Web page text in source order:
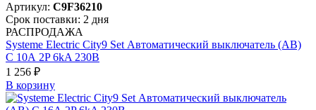
Артикул: C9F36210
Срок поставки: 2 дня
РАСПРОДАЖА
Systeme Electric City9 Set Автоматический выключатель (АВ)
С 10А 2P 6kA 230В
1 256 ₽
В корзинy